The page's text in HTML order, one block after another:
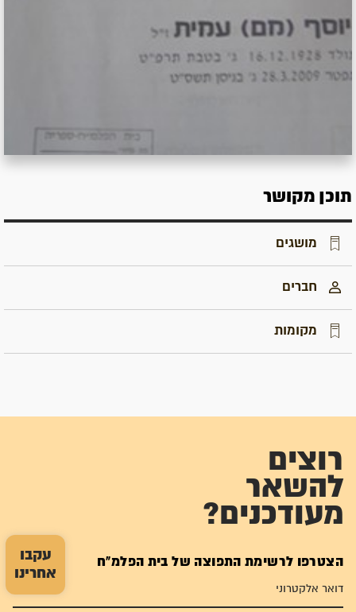
עקבו
אחרינו
תוכן מקושר
מושגים
חברים
מקומות
רוצים
להשאר
מעודכנים?
הצטרפו לרשימת התפוצה של בית הפלמ"ח